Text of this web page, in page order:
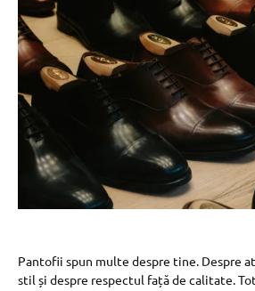
Pantofii spun multe despre tine. Despre
stil și despre respectul față de calitate.